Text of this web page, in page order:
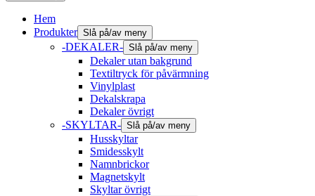
Hem
Produkter Slå på/av meny
-DEKALER- Slå på/av meny
Dekaler utan bakgrund
Textiltryck för påvärmning
Vinylplast
Dekalskrapa
Dekaler övrigt
-SKYLTAR- Slå på/av meny
Husskyltar
Smidesskylt
Namnbrickor
Magnetskylt
Skyltar övrigt